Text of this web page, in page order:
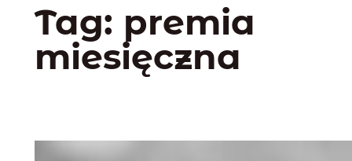
Tag: premia
miesięczna